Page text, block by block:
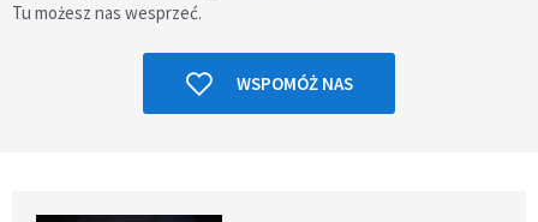
Tu możesz nas wesprzeć.
WSPOMÓŻ NAS